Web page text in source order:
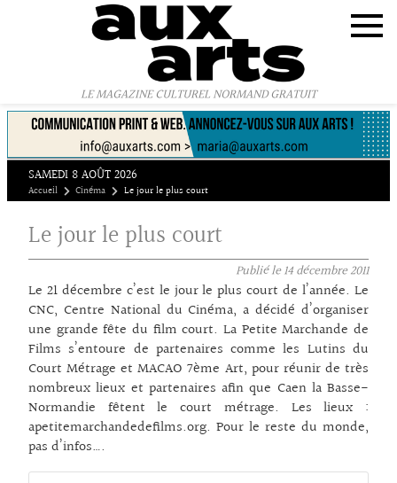
LE MAGAZINE CULTUREL NORMAND GRATUIT
SAMEDI 8 AOÛT 2026
Accueil Cinéma Le jour le plus court
Le jour le plus court
Publié le14 décembre 2011
Le 21 décembre c’est le jour le plus court de l’année. Le
CNC, Centre National du Cinéma, a décidé d’organiser
une grande fête du film court. La Petite Marchande de
Films s’entoure de partenaires comme les Lutins du
Court Métrage et MACAO 7ème Art, pour réunir de très
nombreux lieux et partenaires afin que Caen la Basse-
Normandie fêtent le court métrage. Les lieux :
apetitemarchandedefilms.org. Pour le reste du monde,
pas d’infos….
Panneau de gestion des cookies